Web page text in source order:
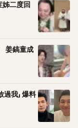
姊二度回
姜鎬童成
我」 爆料